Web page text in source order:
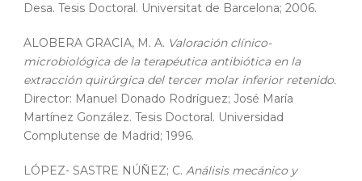
Desa. Tesis Doctoral. Universitat de Barcelona; 2006.
ALOBERA GRACIA, M. A. Valoración clínico-
microbiológica de la terapéutica antibiótica en la
extracción quirúrgica del tercer molar inferior retenido.
Director: Manuel Donado Rodríguez; José María
Martínez González. Tesis Doctoral. Universidad
Complutense de Madrid; 1996.
LÓPEZ- SASTRE NÚÑEZ; C. Análisis mecánico y